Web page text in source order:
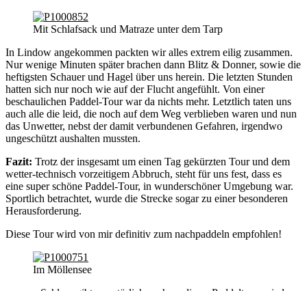
Mit Schlafsack und Matraze unter dem Tarp
In Lindow angekommen packten wir alles extrem eilig zusammen.
Nur wenige Minuten später brachen dann Blitz & Donner, sowie die
heftigsten Schauer und Hagel über uns herein. Die letzten Stunden
hatten sich nur noch wie auf der Flucht angefühlt. Von einer
beschaulichen Paddel-Tour war da nichts mehr. Letztlich taten uns
auch alle die leid, die noch auf dem Weg verblieben waren und nun
das Unwetter, nebst der damit verbundenen Gefahren, irgendwo
ungeschützt aushalten mussten.
Fazit: Trotz der insgesamt um einen Tag gekürzten Tour und dem
wetter-technisch vorzeitigem Abbruch, steht für uns fest, dass es
eine super schöne Paddel-Tour, in wunderschöner Umgebung war.
Sportlich betrachtet, wurde die Strecke sogar zu einer besonderen
Herausforderung.
Diese Tour wird von mir definitiv zum nachpaddeln empfohlen!
Im Möllensee